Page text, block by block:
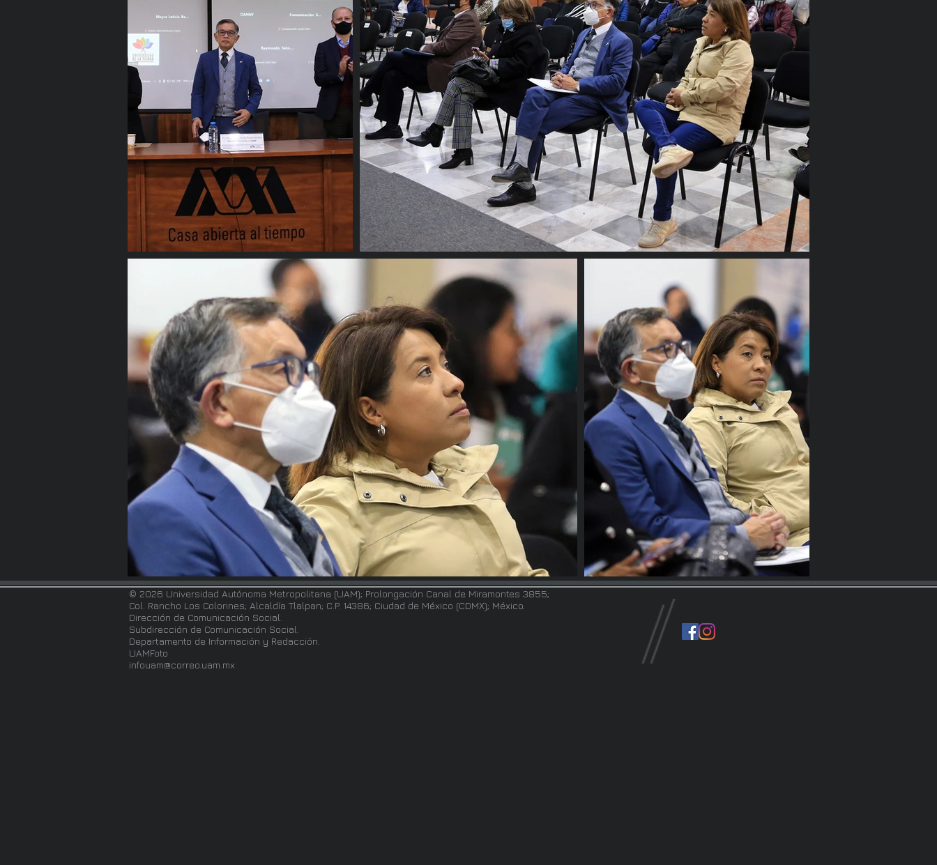
© 2026 Universidad Autónoma Metropolitana (UAM); Prolongación Canal de Miramontes 3855;
Col. Rancho Los Colorines; Alcaldía Tlalpan; C.P. 14386; Ciudad de México (CDMX); México
Dirección de Comunicación Social.
Subdirección de Comunicación Social.
Departamento de Información y Redacción.
UAMFoto
infouam@correo.uam.mx